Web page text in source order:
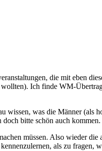
die mit eben
Ich finde WM-
wissen, was die Männer (als
bitte schön auch kommen.
müssen. Also wieder
als zu fragen,